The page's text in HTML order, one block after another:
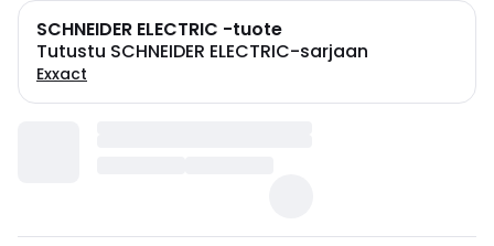
SCHNEIDER ELECTRIC -tuote
Tutustu SCHNEIDER ELECTRIC-sarjaan
Exxact